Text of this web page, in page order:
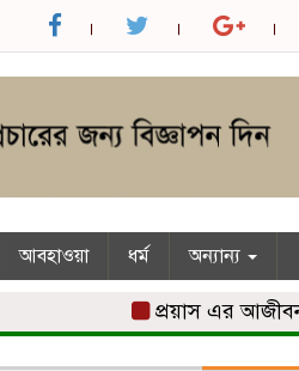
আবহাওয়া ধর্ম অন্যান্য
প্রয়াস এর আজীবন